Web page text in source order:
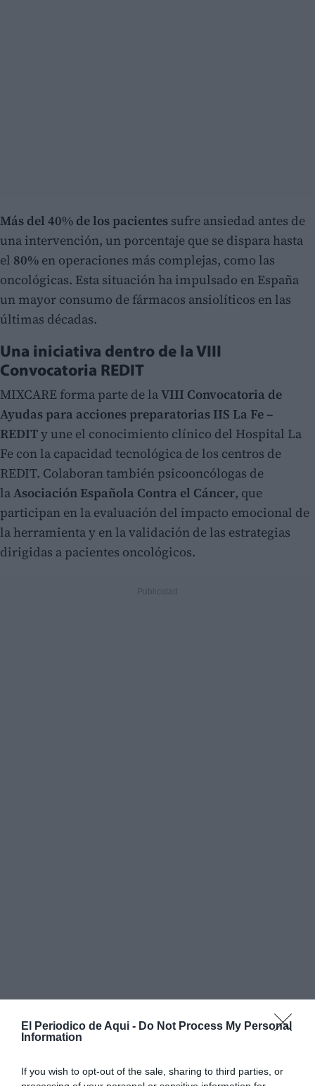
El Periodico de Aqui - Do Not Process My Personal
Information
If you wish to opt-out of the sale, sharing to third parties, or
Más del 40% de los pacientes sufre ansiedad antes de
una intervención, un porcentaje que se dispara hasta
el 80% en operaciones más complejas, como las
oncológicas. Esta situación ha impulsado en España
un mayor consumo de fármacos ansiolíticos en las
últimas décadas.
Una iniciativa dentro de la VIII
Convocatoria REDIT
MIXCARE forma parte de laVIII Convocatoria de
Ayudas para acciones preparatorias IIS La Fe –
REDITy une el conocimiento clínico del Hospital La
Fe con la capacidad tecnológica de los centros de
REDIT. Colaboran también psicooncólogas de
laAsociación Española Contra el Cáncer, que
participan en la evaluación del impacto emocional de
la herramienta y en la validación de las estrategias
dirigidas a pacientes oncológicos.
La directora del Área de Promoción de Proyectos
Estratégicos de ITI,
'sujeto pasivo'" y pueda afrontar la cirugía "con más